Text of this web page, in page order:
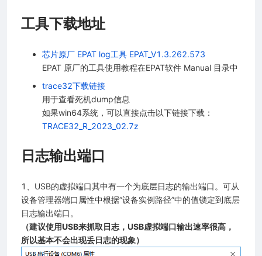
工具下载地址
芯片原厂 EPAT log工具 EPAT_V1.3.262.573
EPAT 原厂的工具使用教程在EPAT软件 Manual 目录中
trace32下载链接
用于查看死机dump信息
如果win64系统，可以直接点击以下链接下载：
TRACE32_R_2023_02.7z
日志输出端口
1、USB的虚拟端口其中有一个为底层日志的输出端口。可从
设备管理器端口属性中根据“设备实例路径”中的值锁定到底层
日志输出端口。
（建议使用USB来抓取日志，USB虚拟端口输出速率很高，
所以基本不会出现丢日志的现象）